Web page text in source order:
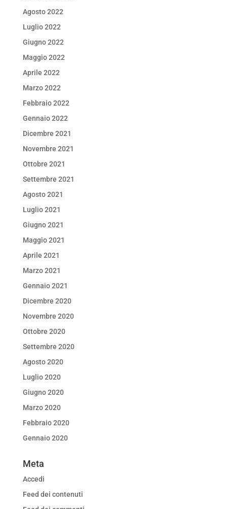
Agosto 2022
Luglio 2022
Giugno 2022
Maggio 2022
Aprile 2022
Marzo 2022
Febbraio 2022
Gennaio 2022
Dicembre 2021
Novembre 2021
Ottobre 2021
Settembre 2021
Agosto 2021
Luglio 2021
Giugno 2021
Maggio 2021
Aprile 2021
Marzo 2021
Gennaio 2021
Dicembre 2020
Novembre 2020
Ottobre 2020
Settembre 2020
Agosto 2020
Luglio 2020
Giugno 2020
Marzo 2020
Febbraio 2020
Gennaio 2020
Meta
Accedi
Feed dei contenuti